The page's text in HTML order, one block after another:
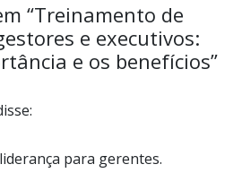
“Treinamento de
e executivos:
e os benefícios”
para gerentes.